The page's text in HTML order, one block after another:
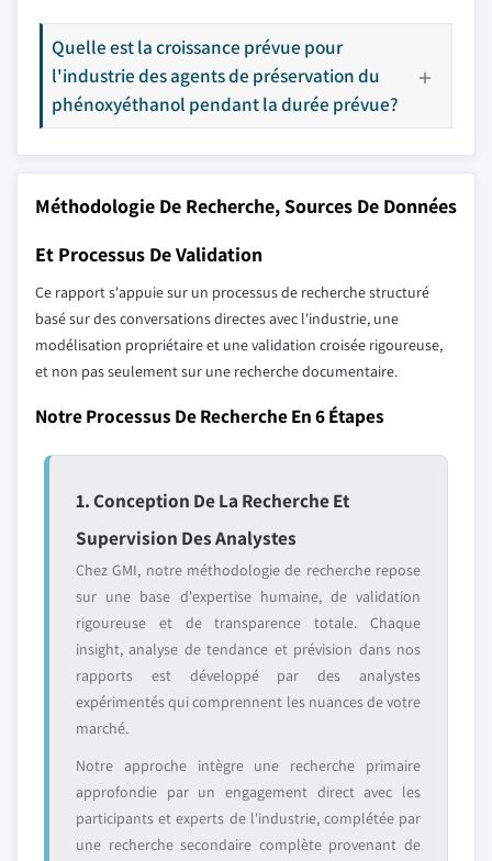
Quelle est la croissance prévue pour
l'industrie des agents de préservation du
phénoxyéthanol pendant la durée prévue?
Méthodologie De Recherche, Sources De Données
Et Processus De Validation
Ce rapport s'appuie sur un processus de recherche structuré
basé sur des conversations directes avec l'industrie, une
modélisation propriétaire et une validation croisée rigoureuse,
et non pas seulement sur une recherche documentaire.
Notre Processus De Recherche En 6 Étapes
1. Conception De La Recherche Et
Supervision Des Analystes
Chez GMI, notre méthodologie de recherche repose
sur une base d'expertise humaine, de validation
rigoureuse et de transparence totale. Chaque
insight, analyse de tendance et prévision dans nos
rapports est développé par des analystes
expérimentés qui comprennent les nuances de votre
marché.
Notre approche intègre une recherche primaire
approfondie par un engagement direct avec les
participants et experts de l'industrie, complétée par
une recherche secondaire complète provenant de